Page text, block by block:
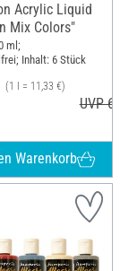
Acrylic Liquid
Mix Colors"
ml;
Inhalt: 6 Stück
(1 l = 11,33 €)
UVP
Warenkorb